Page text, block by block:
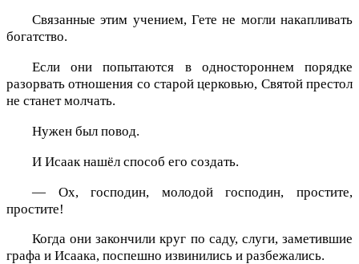
Связанные этим учением, Гете не могли накапливать
богатство.
Если они попытаются в одностороннем порядке
разорвать отношения со старой церковью, Святой престол
не станет молчать.
Нужен был повод.
И Исаак нашёл способ его создать.
— Ох, господин, молодой господин, простите,
простите!
Когда они закончили круг по саду, слуги, заметившие
графа и Исаака, поспешно извинились и разбежались.